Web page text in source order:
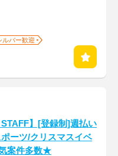
ルバー歓迎
STAFF】[登録制]週払い
ーツ/クリスマスイベ
案件多数★